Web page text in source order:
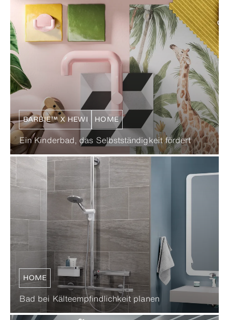
BARBIE™ X HEWI HOME
Ein Kinderbad, das Selbstständigkeit fördert
HOME
Bad bei Kälteempfindlichkeit planen